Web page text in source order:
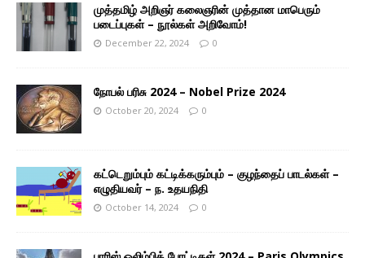
முத்தமிழ் அறிஞர் கலைஞரின் முத்தான மாபெரும்
படைப்புகள் – நூல்கள் அறிவோம்!
December 22, 2024 0
நோபல் பரிசு 2024 – Nobel Prize 2024
October 20, 2024 0
கட்டெறும்பும் கட்டிக்கரும்பும் – குழந்தைப் பாடல்கள் –
எழுதியவர் – ந. உதயநிதி
October 14, 2024 0